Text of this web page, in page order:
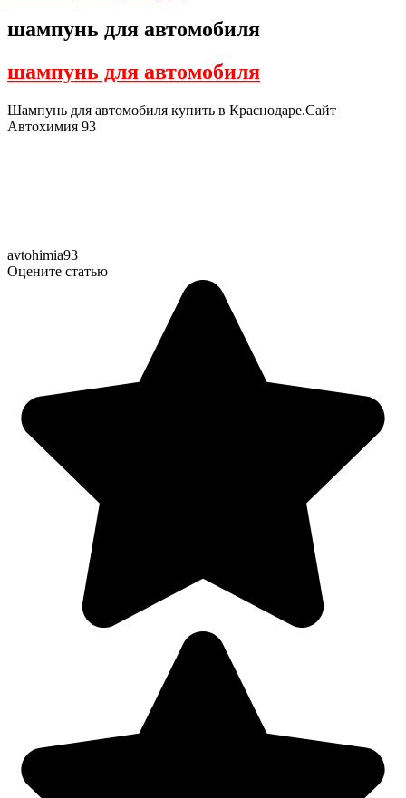
шампунь для автомобиля
шампунь для автомобиля
Шампунь для автомобиля купить в Краснодаре.Сайт
Автохимия 93
avtohimia93
Оцените статью